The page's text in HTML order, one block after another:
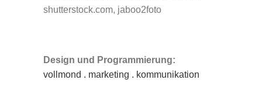
shutterstock.com, jaboo2foto
Design und Programmierung:
vollmond . marketing . kommunikation